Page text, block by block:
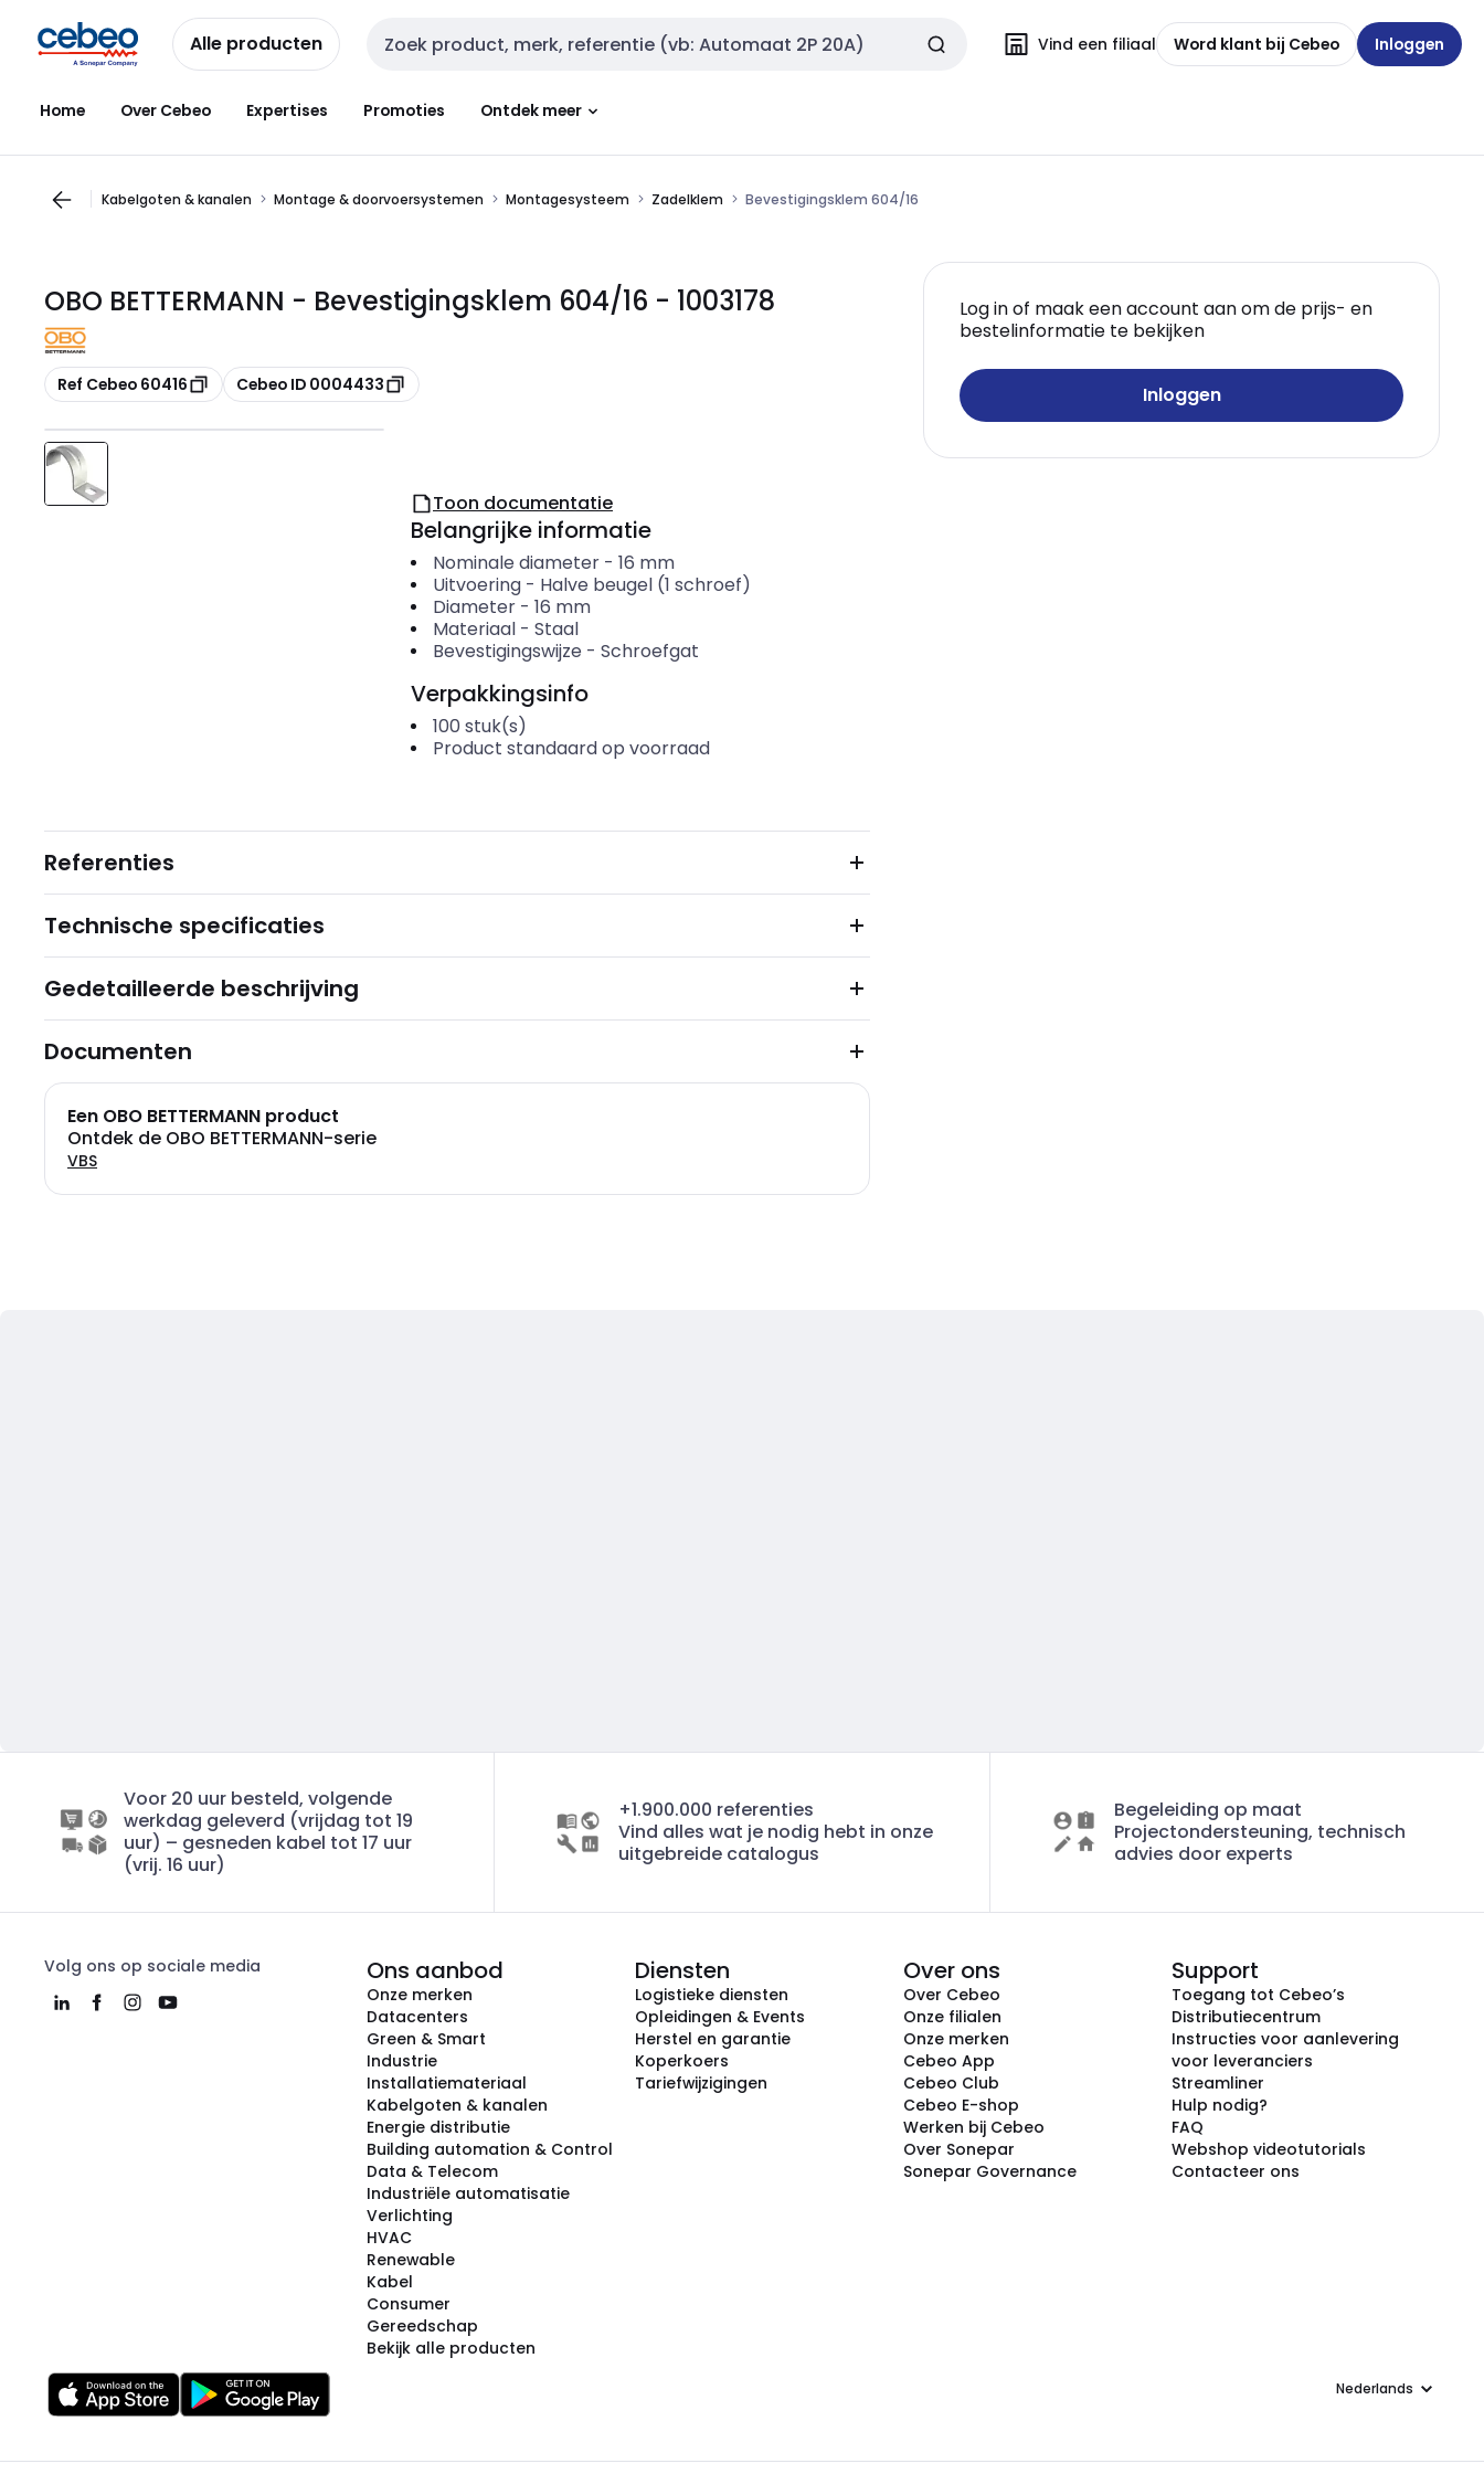
naar
navigatie
naar
inhoud
Alle producten Zoekveld invoer Vind een filiaal Word klant bij Cebeo Inloggen
Home Over Cebeo Expertises Promoties Ontdek meer
Kabelgoten & kanalen Montage & doorvoersystemen Montagesysteem Zadelklem Bevestigingsklem 604/16
OBO BETTERMANN - Bevestigingsklem 604/16 - 1003178
Kopiëren
Ref Cebeo 60416 Kopiëren
Cebeo ID 0004433
Log in of maak een account aan om de prijs- en
bestelinformatie te bekijken
Inloggen
Toon documentatie
Belangrijke informatie
Nominale diameter- 16 mm
Uitvoering- Halve beugel (1 schroef)
Diameter- 16 mm
Materiaal- Staal
Bevestigingswijze - Schroefgat
Verpakkingsinfo
100 stuk(s)
Product standaard op voorraad
Referenties
Technische specificaties
Gedetailleerde beschrijving
Documenten
Een OBO BETTERMANN product
Ontdek de OBO BETTERMANN-serie
VBS
Voor 20 uur besteld, volgende
werkdag geleverd (vrijdag tot 19
uur) – gesneden kabel tot 17 uur
(vrij. 16 uur)
+1.900.000 referenties
Vind alles wat je nodig hebt in onze
uitgebreide catalogus
Begeleiding op maat
Projectondersteuning, technisch
advies door experts
Volg ons op sociale media Ons aanbod
Onze merken
Datacenters
Green & Smart
Industrie
Installatiemateriaal
Kabelgoten & kanalen
Energie distributie
Building automation & Control
Data & Telecom
Industriële automatisatie
Verlichting
HVAC
Renewable
Kabel
Consumer
Gereedschap
Bekijk alle producten
Diensten
Logistieke diensten
Opleidingen & Events
Herstel en garantie
Koperkoers
Tariefwijzigingen
Over ons
Over Cebeo
Onze filialen
Onze merken
Cebeo App
Cebeo Club
Cebeo E-shop
Werken bij Cebeo
Over Sonepar
Sonepar Governance
Support
Toegang tot Cebeo’s
Distributiecentrum
Instructies voor aanlevering
voor leveranciers
Streamliner
Hulp nodig?
FAQ
Webshop videotutorials
Contacteer ons
Taal